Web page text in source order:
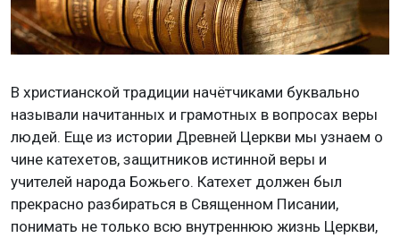
В христианской традиции начётчиками буквально
называли начитанных и грамотных в вопросах веры
людей. Еще из истории Древней Церкви мы узнаем о
чине катехетов, защитников истинной веры и
учителей народа Божьего. Катехет должен был
прекрасно разбираться в Священном Писании,
понимать не только всю внутреннюю жизнь Церкви,